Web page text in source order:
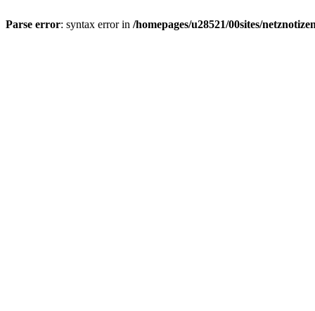
Parse error: syntax error in /homepages/u28521/00sites/